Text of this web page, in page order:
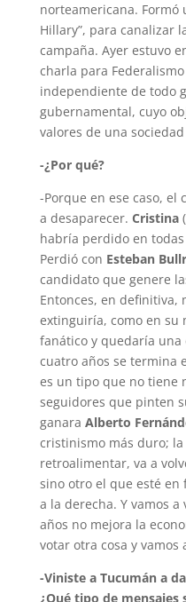
norteamericana. Formó
Hillary”, para canalizar
campaña. Ayer estuvo
charla para
independiente de todo
gubernamental, cuyo
valores de una
-¿Por qué?
-Porque en ese caso,
a desaparecer. Cristina(
habría perdido en
Perdió con Esteban
candidato que genere
Entonces, en definitiva,
extinguiría, como en su
fanático y quedaría una
cuatro años se termina
es un tipo que no tiene
seguidores que pinten
ganara Alberto
cristinismo más duro; la
retroalimentar, va a
sino otro el que esté
a la derecha. Y vamos
años no mejora la
votar otra cosa y
-Viniste a Tucumán a
¿Qué tipo de mensajes